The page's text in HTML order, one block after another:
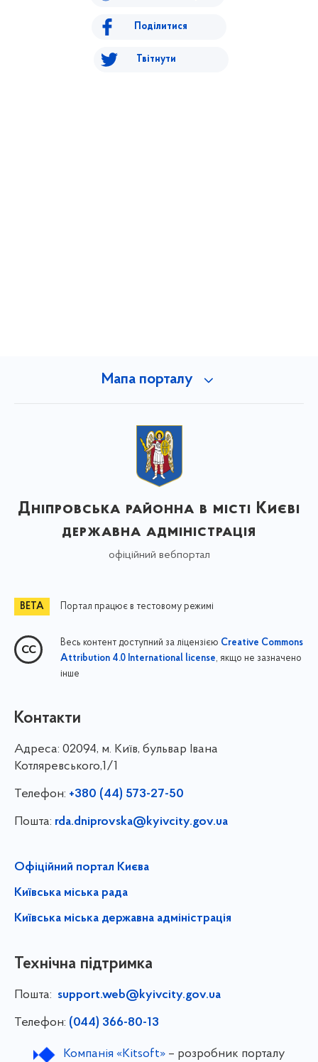
Поділитися
Твітнути
Мапа порталу
Дніпровська районна в місті Києві
державна адміністрація
офіційний вебпортал
Портал працює в тестовому режимі
Весь контент доступний за ліцензією Creative Commons
Attribution 4.0 International license, якщо не зазначено
інше
Контакти
Адреса: 02094, м. Київ, бульвар Івана
Котляревського,1/1
Телефон: +380 (44) 573-27-50
Пошта: rda.dniprovska@kyivcity.gov.ua
Офіційний портал Києва
Київська міська рада
Київська міська державна адміністрація
Технічна підтримка
Пошта: support.web@kyivcity.gov.ua
Телефон: (044) 366-80-13
Компанія «Kitsoft»– розробник порталу